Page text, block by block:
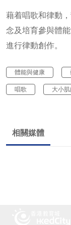
藉着唱歌和律動
念及培育參與體
進行律動創作。
體能與健康
唱歌 大小肌
相關媒體